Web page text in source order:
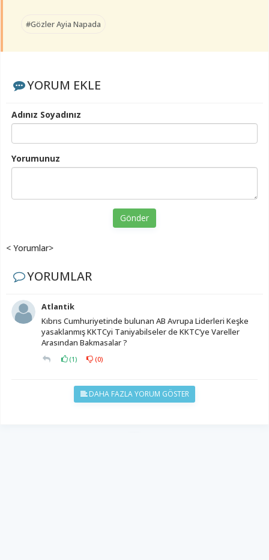
#Gözler Ayia Napada
YORUM EKLE
Adınız Soyadınız
Yorumunuz
Gönder
< Yorumlar>
YORUMLAR
Atlantik
Kıbrıs Cumhuriyetinde bulunan AB Avrupa Liderleri Keşke
yasaklanmış KKTCyi Taniyabilseler de KKTC’ye Vareller
Arasından Bakmasalar ?
(1) (0)
DAHA FAZLA YORUM GÖSTER